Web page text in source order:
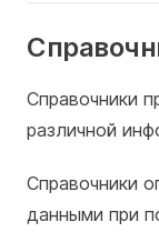
Справочники
различной
Справочники
данными при